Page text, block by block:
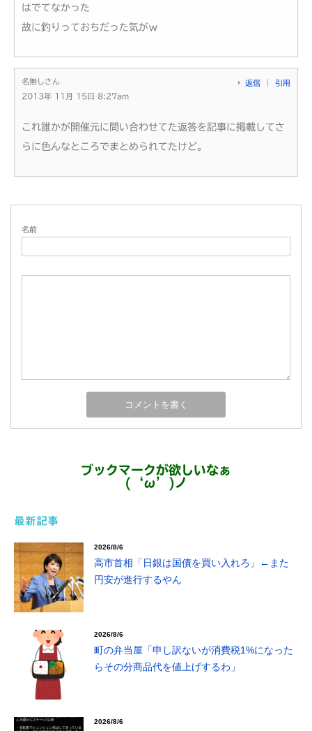
はでてなかった
故に釣りっておちだった気がｗ
名無しさん
2013年 11月 15日 8:27am
返信 引用
これ誰かが開催元に問い合わせてた返答を記事に掲載してさ
らに色んなところでまとめられてたけど。
名前
ブックマークが欲しいなぁ
(‘ω’)ノ
最新記事
2026/8/6
高市首相「日銀は国債を買い入れろ」←また
円安が進行するやん
2026/8/6
町の弁当屋「申し訳ないが消費税1%になった
らその分商品代を値上げするわ」
2026/8/6